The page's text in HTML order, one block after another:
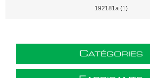
192181a (1)
CATÉGORIES